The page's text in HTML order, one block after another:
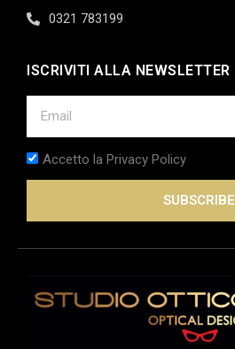
0321 783199
ISCRIVITI ALLA NEWSLETTER
Accetto la Privacy Policy
SUBSCRIBE